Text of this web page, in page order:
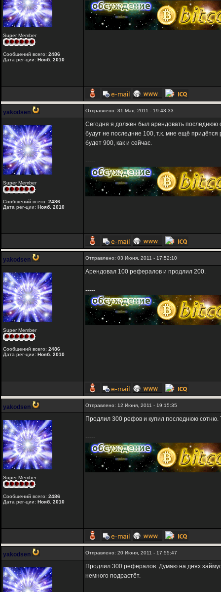
Super Member
Сообщений всего: 2486
Дата рег-ции: Нояб. 2010
yakodsen Отправлено: 31 Мая, 2011 - 19:43:33
Super Member
Сообщений всего: 2486
Дата рег-ции: Нояб. 2010
Сегодня я должен был арендовать последнюю
будут не последние 100, т.к. мне ещё придётся
будет 900, как и сейчас.
-----
yakodsen Отправлено: 03 Июня, 2011 - 17:52:10
Super Member
Сообщений всего: 2486
Дата рег-ции: Нояб. 2010
Арендовал 100 рефералов и продлил 200.
-----
yakodsen Отправлено: 12 Июня, 2011 - 19:15:35
Super Member
Сообщений всего: 2486
Дата рег-ции: Нояб. 2010
Продлил 300 рефов и купил последнюю
-----
yakodsen Отправлено: 20 Июня, 2011 - 17:55:47
Продлил 300 рефералов. Думаю на днях
немного подрастёт.